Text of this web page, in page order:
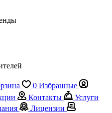
0 Избранные
Контакты
Услуги
Лицензии